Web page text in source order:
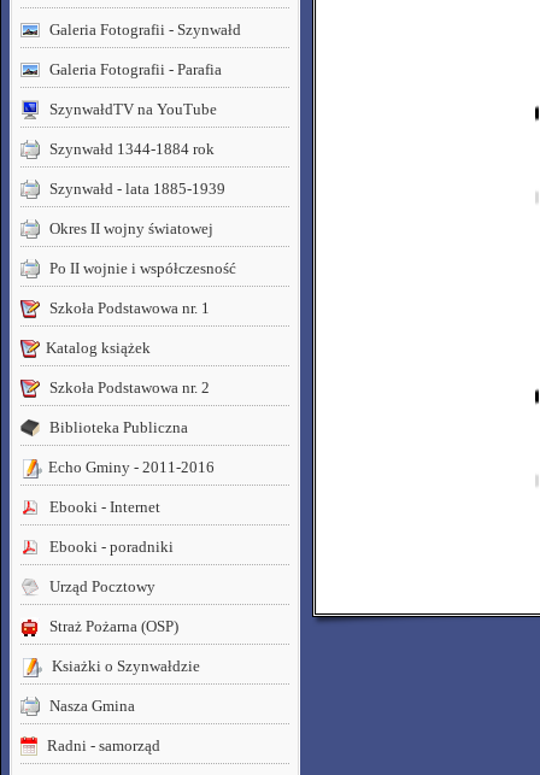
Galeria Fotografii - Szynwałd
Galeria Fotografii - Parafia
SzynwałdTV na YouTube
Szynwałd 1344-1884 rok
Szynwałd - lata 1885-1939
Okres II wojny światowej
Po II wojnie i współczesność
Szkoła Podstawowa nr. 1
Katalog książek
Szkoła Podstawowa nr. 2
Biblioteka Publiczna
Echo Gminy - 2011-2016
Ebooki - Internet
Ebooki - poradniki
Urząd Pocztowy
Straż Pożarna (OSP)
Ksiażki o Szynwałdzie
Nasza Gmina
Radni - samorząd